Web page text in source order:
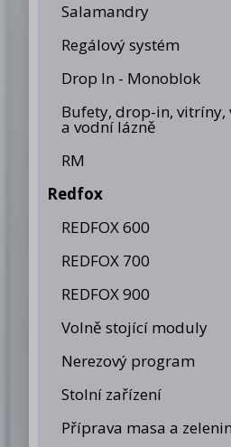
Salamandry
Regálový systém
Drop In - Monoblok
Bufety, drop-in, vitríny,
a vodní lázně
RM
Redfox
REDFOX 600
REDFOX 700
REDFOX 900
Volně stojící moduly
Nerezový program
Stolní zařízení
Příprava masa a